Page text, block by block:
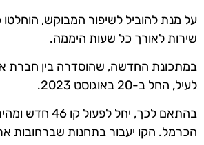
על מנת להוביל לשיפור המבוקש, הוחלטו
שירות לאורך כל שעות היממה.
במתכונת החדשה, שהוסדרה בין חברת
לעיל, החל ב-20 באוגוסט 2023.
בהתאם לכך,
הכרמל. הקו יעבור בתחנות שברחובות אריאל